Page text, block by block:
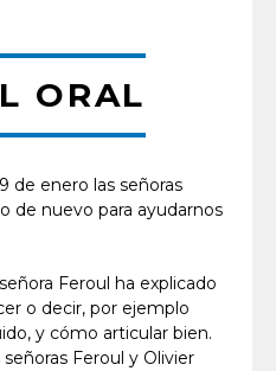
ORAL
de enero las señoras
de nuevo para ayudarnos
Feroul ha explicado
o decir, por ejemplo
y cómo articular bien.
Feroul y Olivier